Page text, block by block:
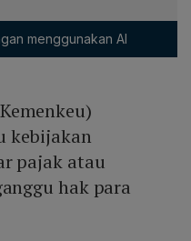
menggunakan AI
kebijakan
pajak atau
hak para